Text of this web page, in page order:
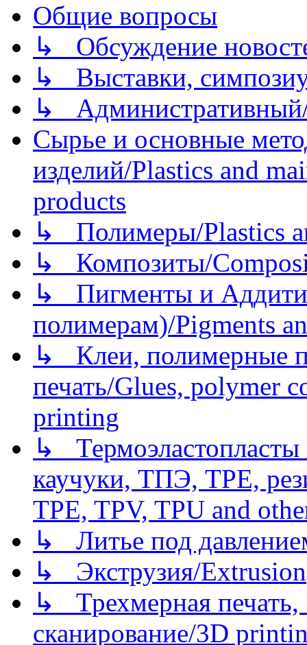
Общие вопросы
↳ Обсуждение
↳ Выставки,
↳
Сырье и основные
изделий/Plastics and
products
↳ Полимеры/Plastics
↳ Композиты/
↳ Пигменты и
полимерам)/Pigments
↳ Клеи, полимерные
печать/Glues, polymer
printing
↳
каучуки, ТПЭ, TPE,
TPE, TPV, TPU and
↳ Литье под
↳ Экструзия/Extrusion
↳ Трехмерная
сканирование/3D